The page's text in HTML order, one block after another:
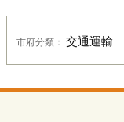
市府分類： 交通運輸